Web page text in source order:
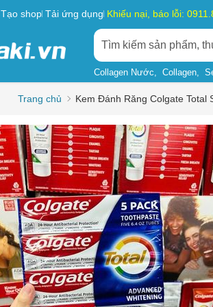
Tạo shop Tải ứng dụng Khiếu nại, báo lỗi:
Collagen Nước Collagen
Trang chủ Kem Đánh Răng Colgate Total
Chọn
Sản
Hàng